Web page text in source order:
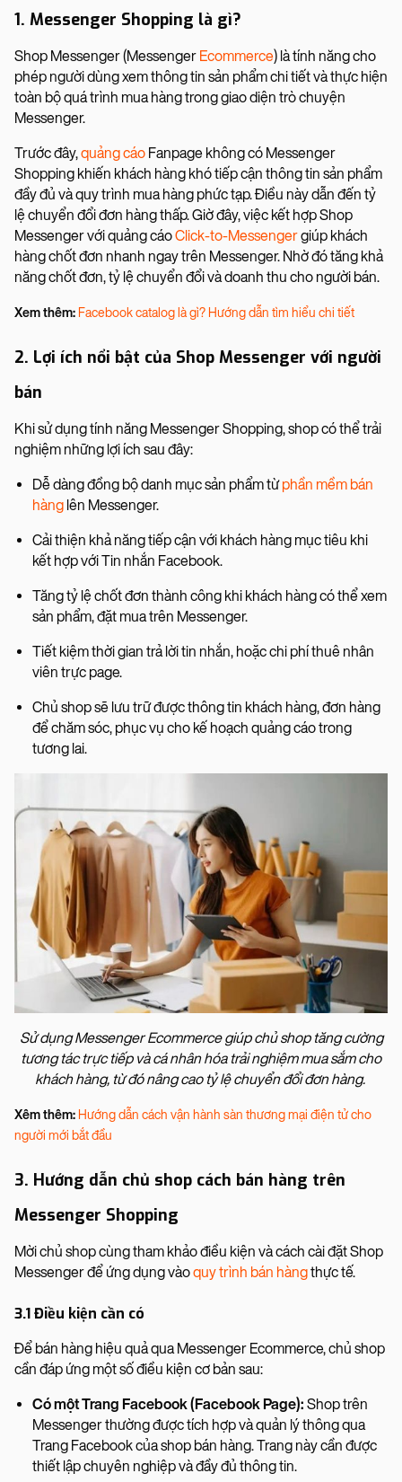
1. Messenger Shopping là gì?
Shop Messenger (Messenger Ecommerce) là tính năng cho
phép người dùng xem thông tin sản phẩm chi tiết và thực hiện
toàn bộ quá trình mua hàng trong giao diện trò chuyện
Messenger.
Trước đây,quảng cáo Fanpage không có Messenger
Shopping khiến khách hàng khó tiếp cận thông tin sản phẩm
đầy đủ và quy trình mua hàng phức tạp. Điều này dẫn đến tỷ
lệ chuyển đổi đơn hàng thấp. Giờ đây, việc kết hợp Shop
Messenger với quảng cáoClick-to-Messengergiúp khách
hàng chốt đơn nhanh ngay trên Messenger. Nhờ đó tăng khả
năng chốt đơn, tỷ lệ chuyển đổi và doanh thu cho người bán.
Xem thêm: Facebook catalog là gì? Hướng dẫn tìm hiểu chi tiết
2. Lợi ích nổi bật của Shop Messenger với người
bán
Khi sử dụng tính năng Messenger Shopping, shop có thể trải
nghiệm những lợi ích sau đây:
Dễ dàng đồng bộ danh mục sản phẩm từphần mềm bán
hàng lên Messenger.
Cải thiện khả năng tiếp cận với khách hàng mục tiêu khi
kết hợp với Tin nhắn Facebook.
Tăng tỷ lệ chốt đơn thành công khi khách hàng có thể xem
sản phẩm, đặt mua trên Messenger.
Tiết kiệm thời gian trả lời tin nhắn, hoặc chi phí thuê nhân
viên trực page.
Chủ shop sẽ lưu trữ được thông tin khách hàng, đơn hàng
để chăm sóc, phục vụ cho kế hoạch quảng cáo trong
tương lai.
Sử dụng Messenger Ecommerce giúp chủ shop tăng cường
tương tác trực tiếp và cá nhân hóa trải nghiệm mua sắm cho
khách hàng, từ đó nâng cao tỷ lệ chuyển đổi đơn hàng.
Xêm thêm: Hướng dẫn cách vận hành sàn thương mại điện tử cho
người mới bắt đầu
3. Hướng dẫn chủ shop cách bán hàng trên
Messenger Shopping
Mời chủ shop cùng tham khảo điều kiện và cách cài đặt Shop
Messenger để ứng dụng vàoquy trình bán hàngthực tế.
3.1 Điều kiện cần có
Để bán hàng hiệu quả qua Messenger Ecommerce, chủ shop
cần đáp ứng một số điều kiện cơ bản sau:
Có một Trang Facebook (Facebook Page): Shop trên
Messenger thường được tích hợp và quản lý thông qua
Trang Facebook của shop bán hàng. Trang này cần được
thiết lập chuyên nghiệp và đầy đủ thông tin.